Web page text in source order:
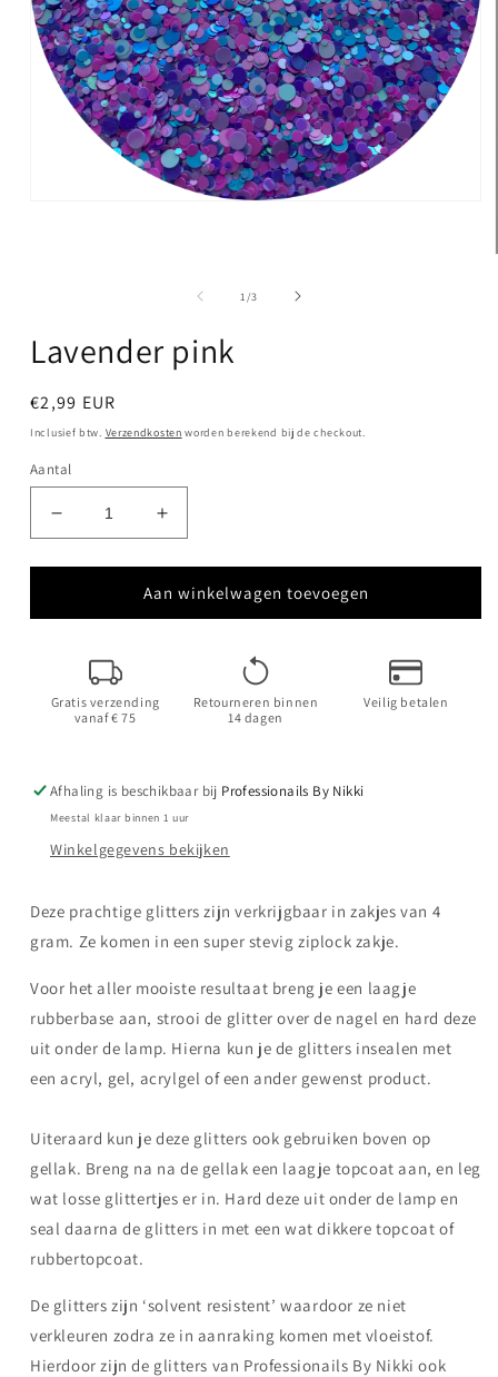
1 /van
3
Lavender pink
Normale
prijs
€2,99 EUR
Inclusief btw. Verzendkosten worden berekend bij de checkout.
Aantal
Aantal
verlagen
voor
pink
Aantal
verhogen
voor
Lavender
pink
Aan winkelwagen toevoegen
Gratis verzending
vanaf € 75
Retourneren binnen
14 dagen
Veilig betalen
Afhaling is beschikbaar bij Professionails By Nikki
Meestal klaar binnen 1 uur
Winkelgegevens bekijken
Deze prachtige glitters zijn verkrijgbaar in zakjes van 4
gram. Ze komen in een super stevig ziplock zakje.
Voor het aller mooiste resultaat breng je een laagje
rubberbase aan, strooi de glitter over de nagel en hard deze
uit onder de lamp. Hierna kun je de glitters insealen met
een acryl, gel, acrylgel of een ander gewenst product.
Uiteraard kun je deze glitters ook gebruiken boven op
gellak. Breng na na de gellak een laagje topcoat aan, en leg
wat losse glittertjes er in. Hard deze uit onder de lamp en
seal daarna de glitters in met een wat dikkere topcoat of
rubbertopcoat.
De glitters zijn ‘solvent resistent’ waardoor ze niet
verkleuren zodra ze in aanraking komen met vloeistof.
Hierdoor zijn de glitters van Professionails By Nikki ook